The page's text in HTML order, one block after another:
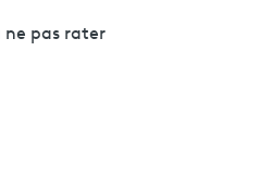
ne pas rater